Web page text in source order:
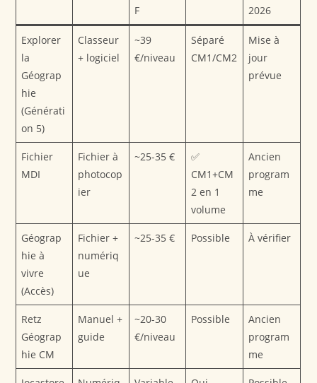
F
2026
Explorer
la
Géograp
hie
(Générati
on 5)
Classeur
+ logiciel
~39
€/niveau
Séparé
CM1/CM2
Mise à
jour
prévue
Fichier
MDI
Fichier à
photocop
ier
~25-35 €
✅
CM1+CM
2 en 1
volume
Ancien
program
me
Géograp
hie à
vivre
(Accès)
Fichier +
numériq
ue
~25-35 € Possible À vérifier
Retz
Géograp
hie CM
Manuel +
guide
~20-30
€/niveau
Possible
Ancien
program
me